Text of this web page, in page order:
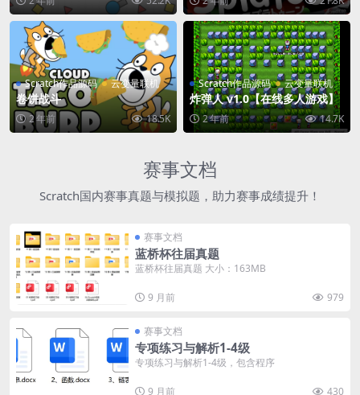
Scratch作品源码 云变量联机
卷饼战斗
2 年前 18.5K
Scratch作品源码 云变量联机
炸弹人 v1.0【在线多人游戏】
2 年前 14.7K
赛事文档
Scratch国内赛事真题与模拟题，助力赛事成绩提升！
赛事文档
蓝桥杯往届真题
蓝桥杯往届真题 大小：163MB
9 月前 979
赛事文档
专项练习与解析1-4级
专项练习与解析1-4级，包含程序
9 月前 430